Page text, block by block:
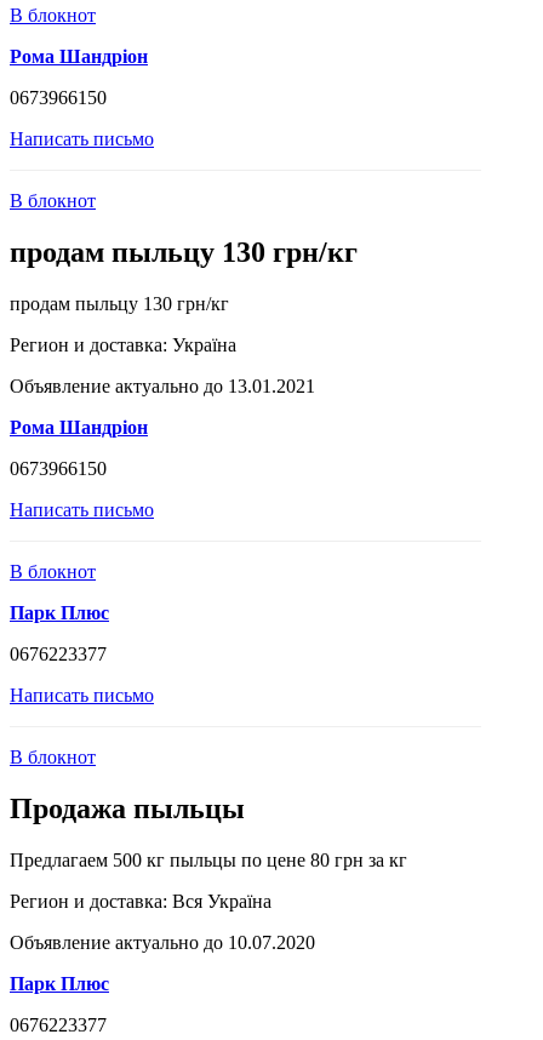
В блокнот
Рома Шандріон
0673966150
Написать письмо
В блокнот
продам пыльцу 130 грн/кг
продам пыльцу 130 грн/кг
Регион и доставка: Україна
Объявление актуально до 13.01.2021
Рома Шандріон
0673966150
Написать письмо
В блокнот
Парк Плюс
0676223377
Написать письмо
В блокнот
Продажа пыльцы
Предлагаем 500 кг пыльцы по цене 80 грн за кг
Регион и доставка: Вся Україна
Объявление актуально до 10.07.2020
Парк Плюс
0676223377